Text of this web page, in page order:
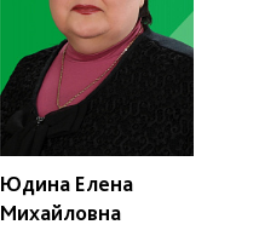
Юдина Елена
Михайловна